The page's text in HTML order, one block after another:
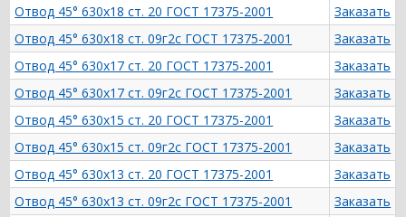
Отвод 45° 630х18 ст. 20 ГОСТ 17375-2001
Заказать
Отвод 45° 630х18 ст. 09г2с ГОСТ 17375-2001
Заказать
Отвод 45° 630х17 ст. 20 ГОСТ 17375-2001
Заказать
Отвод 45° 630х17 ст. 09г2с ГОСТ 17375-2001
Заказать
Отвод 45° 630х15 ст. 20 ГОСТ 17375-2001
Заказать
Отвод 45° 630х15 ст. 09г2с ГОСТ 17375-2001
Заказать
Отвод 45° 630х13 ст. 20 ГОСТ 17375-2001
Заказать
Отвод 45° 630х13 ст. 09г2с ГОСТ 17375-2001
Заказать